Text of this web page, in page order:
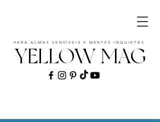
YELLOW MAG
PARA ALMAS SENSÍVEIS E MENTES INQUIETAS